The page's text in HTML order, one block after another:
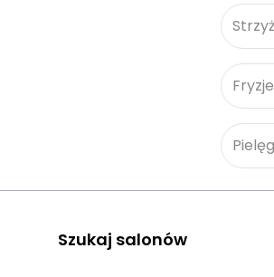
Szukaj salonów